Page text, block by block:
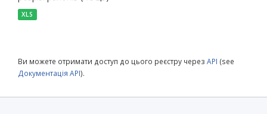
XLS
Ви можете отримати доступ до цього реєстру через API (see
Документація API).